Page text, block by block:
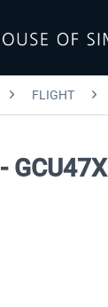
FLIGHT
GCU47X